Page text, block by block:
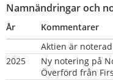
Namnändringar och
År
Kommentarer
Aktien är
2025
Ny notering på
Överförd från